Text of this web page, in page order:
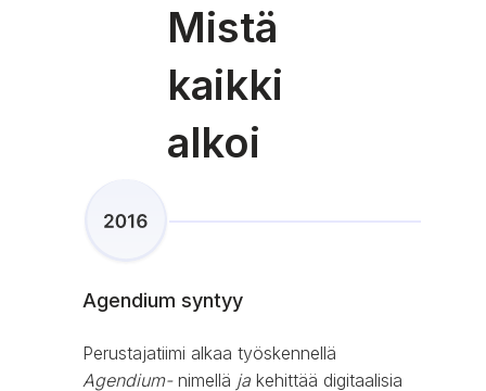
Mistä
kaikki
alkoi
Agendium syntyy
Perustajatiimi alkaa työskennellä
Agendium-nimellä ja kehittää digitaalisia